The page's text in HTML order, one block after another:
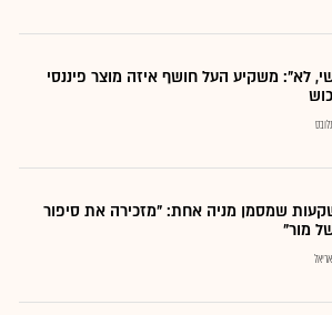
לא": משקיע העל חושף איזה מוצר פיננסי
שמסמן מניה אחת: "מזכירה את סיפור
מור"